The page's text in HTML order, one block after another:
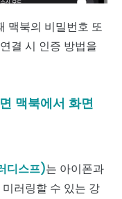
맥북의 비밀번호 또
결 시 인증 방법을
맥북에서 화면
디스프)는 아이폰과
러링할 수 있는 강